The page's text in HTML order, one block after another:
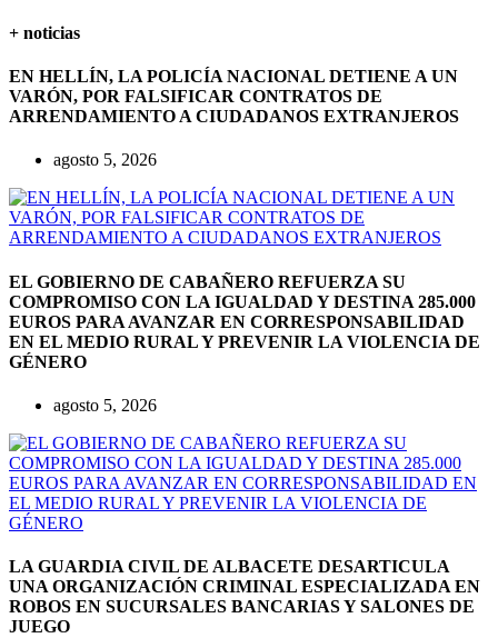
+ noticias
EN HELLÍN, LA POLICÍA NACIONAL DETIENE A UN
VARÓN, POR FALSIFICAR CONTRATOS DE
ARRENDAMIENTO A CIUDADANOS EXTRANJEROS
agosto 5, 2026
EL GOBIERNO DE CABAÑERO REFUERZA SU
COMPROMISO CON LA IGUALDAD Y DESTINA 285.000
EUROS PARA AVANZAR EN CORRESPONSABILIDAD
EN EL MEDIO RURAL Y PREVENIR LA VIOLENCIA DE
GÉNERO
agosto 5, 2026
LA GUARDIA CIVIL DE ALBACETE DESARTICULA
UNA ORGANIZACIÓN CRIMINAL ESPECIALIZADA EN
ROBOS EN SUCURSALES BANCARIAS Y SALONES DE
JUEGO